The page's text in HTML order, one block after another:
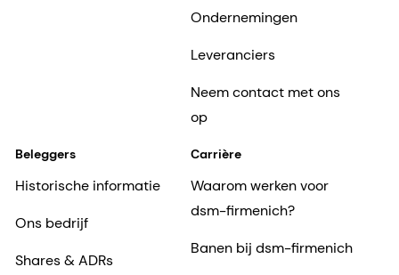
Ondernemingen
Leveranciers
Neem contact met ons
op
Beleggers
Historische informatie
Ons bedrijf
Shares & ADRs
Carrière
Waarom werken voor
dsm-firmenich?
Banen bij dsm-firmenich